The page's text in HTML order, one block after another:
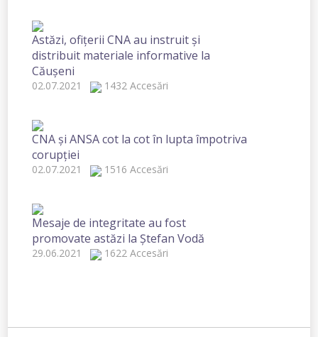
Astăzi, ofițerii CNA au instruit și
distribuit materiale informative la
Căușeni
02.07.2021 1432 Accesări
CNA și ANSA cot la cot în lupta împotriva
corupției
02.07.2021 1516 Accesări
Mesaje de integritate au fost
promovate astăzi la Ștefan Vodă
29.06.2021 1622 Accesări